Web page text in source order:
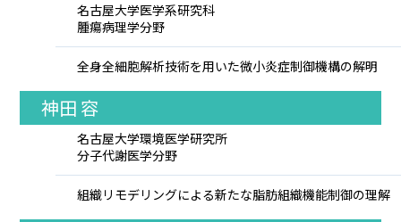
名古屋大学医学系研究科
腫瘍病理学分野
全身全細胞解析技術を用いた微小炎症制御機構の解明
神田 容
名古屋大学環境医学研究所
分子代謝医学分野
組織リモデリングによる新たな脂肪組織機能制御の理解